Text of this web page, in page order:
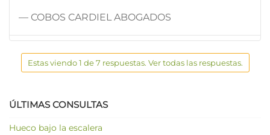
— COBOS CARDIEL ABOGADOS
Estas viendo 1 de 7 respuestas. Ver todas las respuestas.
ÚLTIMAS CONSULTAS
Hueco bajo la escalera